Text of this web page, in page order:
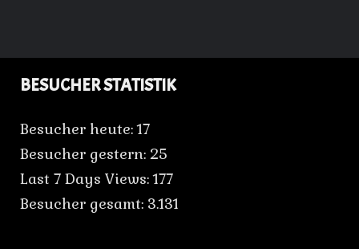
BESUCHER STATISTIK
Besucher heute:17
Besucher gestern: 25
Last 7 Days Views:177
Besucher gesamt: 3.131